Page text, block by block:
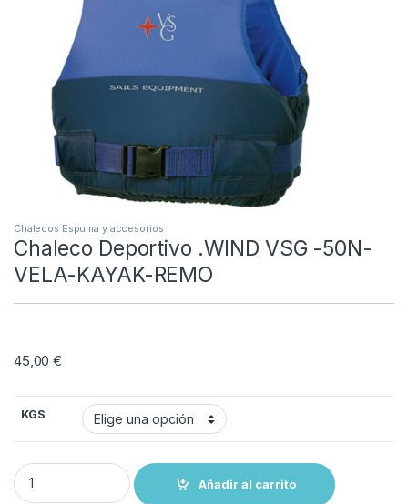
Chalecos Espuma y accesorios
Chaleco Deportivo .WIND VSG -50N-
VELA-KAYAK-REMO
45,00€
KGS
Chaleco Deportivo .WIND VSG -50N- VELA-KAYAK-REMO quantity
Añadir al carrito